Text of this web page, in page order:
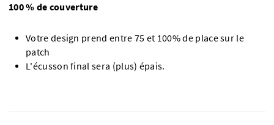
100 % de couverture
Votre design prend entre 75 et 100% de place sur le
patch
L'écusson final sera (plus) épais.